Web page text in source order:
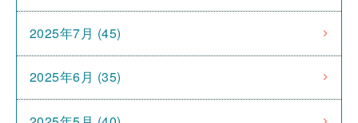
2025年7月 (45)
2025年6月 (35)